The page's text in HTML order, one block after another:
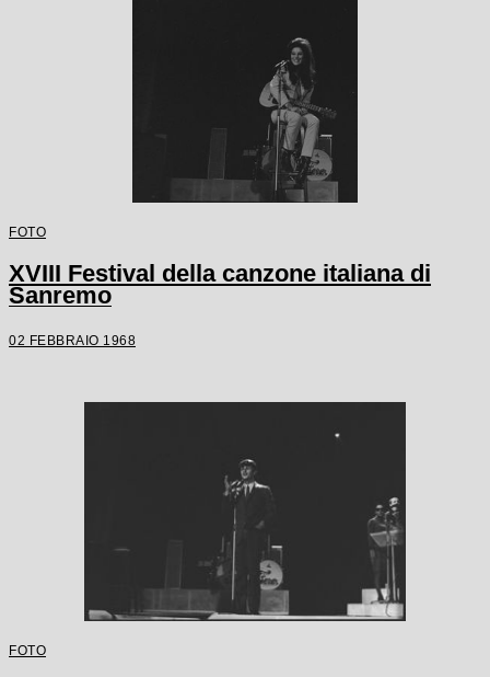
FOTO
XVIII Festival della canzone italiana di
Sanremo
02 FEBBRAIO 1968
FOTO